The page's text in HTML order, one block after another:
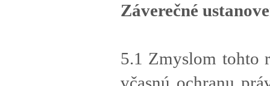
Záverečné
5.1 Zmyslom tohto